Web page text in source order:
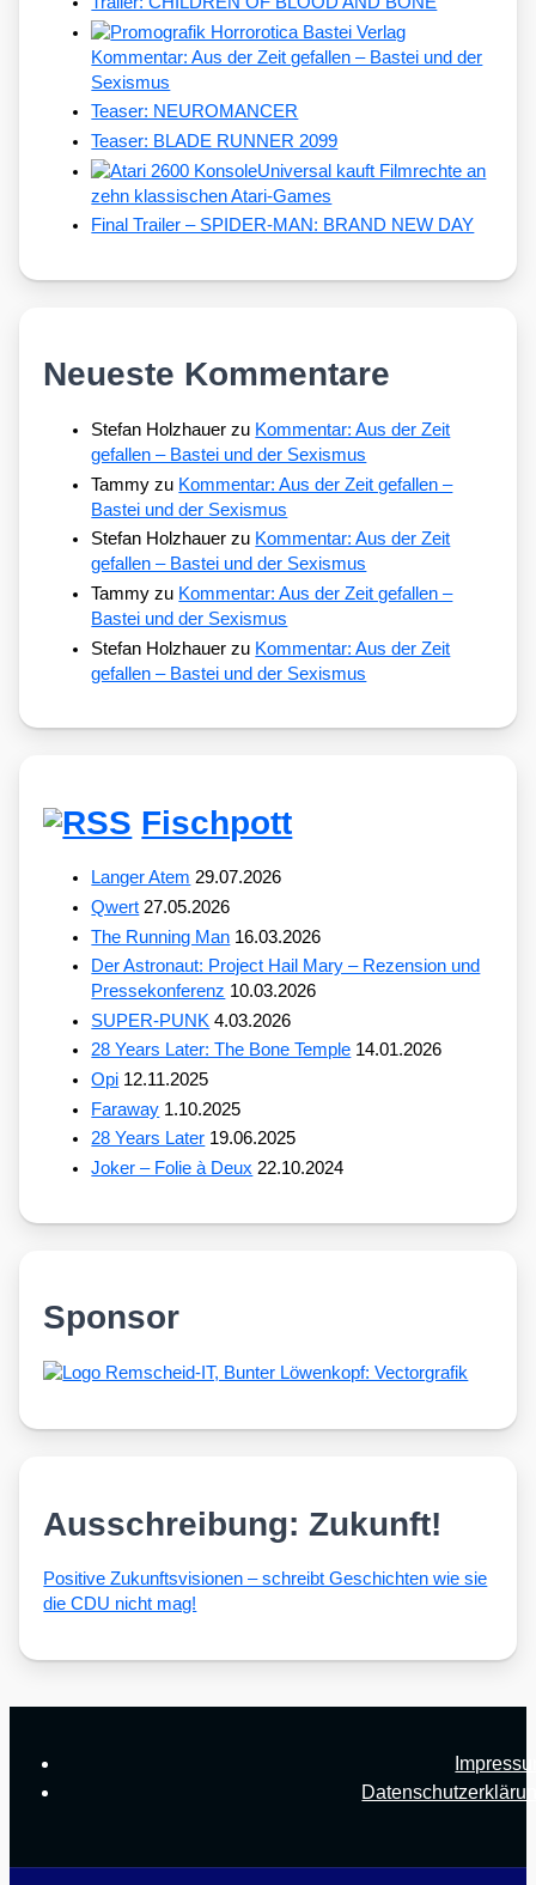
Kommentar: Aus der Zeit gefallen – Bastei und der
Sexismus
Teaser: NEUROMANCER
Teaser: BLADE RUNNER 2099
Universal kauft Filmrechte an
zehn klassischen Atari-Games
Final Trailer – SPIDER-MAN: BRAND NEW DAY
Neueste Kommentare
Stefan Holzhauer zu Kommentar: Aus der Zeit
gefallen – Bastei und der Sexismus
Tammy zu Kommentar: Aus der Zeit gefallen –
Bastei und der Sexismus
Stefan Holzhauer zu Kommentar: Aus der Zeit
gefallen – Bastei und der Sexismus
Tammy zu Kommentar: Aus der Zeit gefallen –
Bastei und der Sexismus
Stefan Holzhauer zu Kommentar: Aus der Zeit
gefallen – Bastei und der Sexismus
Fischpott
Langer Atem 29.07.2026
Qwert 27.05.2026
The Running Man 16.03.2026
Der Astronaut: Project Hail Mary – Rezension und
Pressekonferenz 10.03.2026
SUPER-PUNK 4.03.2026
28 Years Later: The Bone Temple 14.01.2026
Opi 12.11.2025
Faraway 1.10.2025
28 Years Later 19.06.2025
Joker – Folie à Deux 22.10.2024
Sponsor
Ausschreibung: Zukunft!
Posi­ti­ve Zukunfts­vi­sio­nen – schreibt Geschich­ten wie sie
die CDU nicht mag!